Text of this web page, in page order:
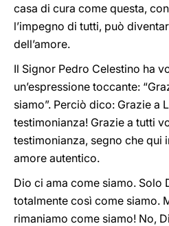
casa di cura come questa,
l’impegno di tutti, può
dell’amore.
Il Signor Pedro Celestino ha
un’espressione toccante:
siamo”. Perciò dico: Grazie a
testimonianza! Grazie a tutti
testimonianza, segno che qui
amore autentico.
Dio ci ama come siamo. Solo
totalmente così come siamo.
rimaniamo come siamo! No,